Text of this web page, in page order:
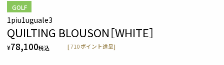
GOLF
1piu1uguale3
QUILTING BLOUSON［WHITE］
¥78,100税込 [710 ポイント進呈]